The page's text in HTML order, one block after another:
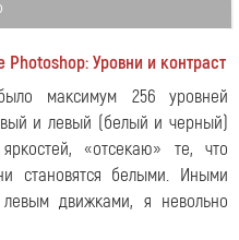
Photoshop: Уровни и контраст
максимум 256 уровней
и левый (белый и черный)
«отсекаю» те, что
становятся белыми. Иными
движками, я невольно